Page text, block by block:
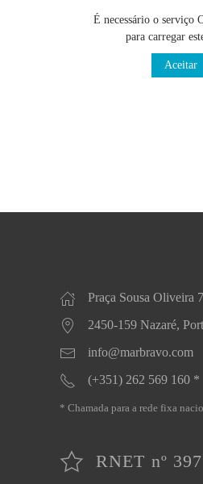
É necessário o serviço
para carregar
Aceitar
Praça Sousa Oliveira
2450-159 Nazaré,
info@marbravo.com
(+351) 262 569 160 *
* Chamada para a rede fixa
RNET nº 397